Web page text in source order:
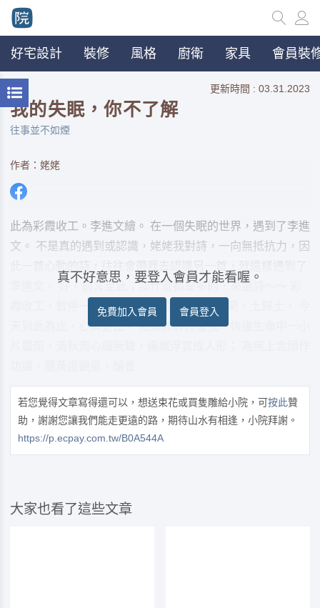
好宅設計 裝修 風格 廚衛 家具 會員裝
更新時間 : 03.31.2023
我的失眠，你不了解
往事並不如煙
作者：姥姥
此為彩霞收工。李進文繪。 在一個失眠的世界，遇到了李進
文。 不是真的遇到或認識，姥姥我對詩，一向無抵抗力，因
李進文。 好，前言至此；談什麼都是多的，來讀詩～～ 彩
霞收工，暫停一切服務。貴族歸貴族，窮歸窮，土歸土， 今
天到此為止，心莫憂止。 萬籟靜靜恢復我，恢復生命中一小
真不好意思，要登入會員才能看喔。
免費加入會員 會員登入
若您覺得文章寫得還可以，想送束花或買隻雕給小院，可按此贊
助，謝謝您讓我們能走更遠的路，期待山水有相逢，小院拜謝。
https://p.ecpay.com.tw/B0A544A
大家也看了這些文章